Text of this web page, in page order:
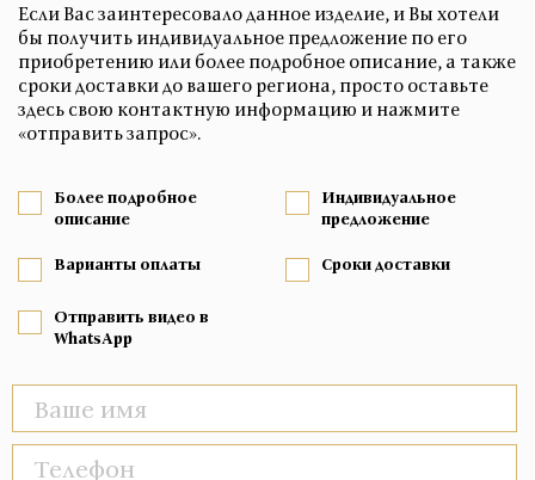
Если Вас заинтересовало данное изделие, и Вы хотели
бы получить индивидуальное предложение по его
приобретению или более подробное описание, а также
сроки доставки до вашего региона, просто оставьте
здесь свою контактную информацию и нажмите
«отправить запрос».
Более подробное
описание
Индивидуальное
предложение
Варианты оплаты Сроки доставки
Отправить видео в
WhatsApp